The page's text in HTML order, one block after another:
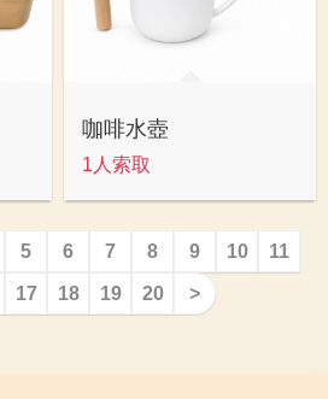
咖啡水壺
1人索取
5 6 7 8 9 10 11
17 18 19 20 >